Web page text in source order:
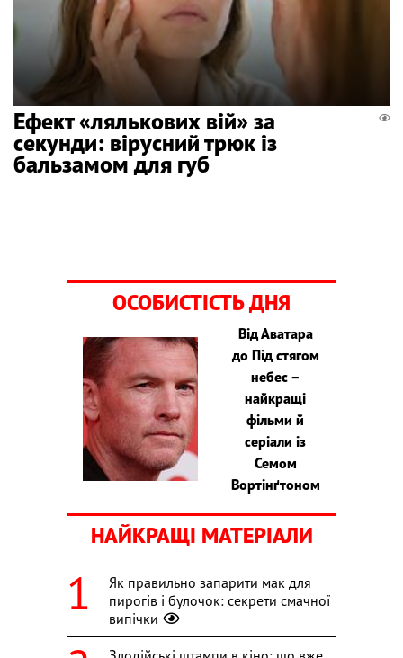
Ефект «лялькових вій» за
секунди: вірусний трюк із
бальзамом для губ
ОСОБИСТІСТЬ ДНЯ
Від Аватара
до Під стягом
небес –
найкращі
фільми й
серіали із
Семом
Вортінґтоном
НАЙКРАЩІ МАТЕРІАЛИ
Як правильно запарити мак для
пирогів і булочок: секрети смачної
випічки